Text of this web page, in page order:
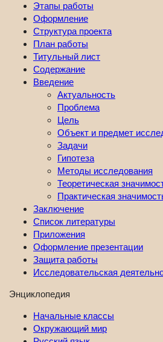
Этапы работы
Оформление
Структура проекта
План работы
Титульный лист
Содержание
Введение
Актуальность
Проблема
Цель
Объект и предмет
Задачи
Гипотеза
Методы исследования
Теоретическая
Практическая
Заключение
Список литературы
Приложения
Оформление презентации
Защита работы
Исследовательская
Энциклопедия
Начальные классы
Окружающий мир